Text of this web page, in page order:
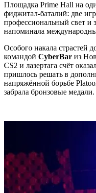
Площадка Prime Hall на
фиджитал-баталий: две
профессиональный свет и
напоминала
Особого накала страстей
командой CyberBar из
CS2 и лазертага счёт
пришлось решать в
напряжённой борьбе
забрала бронзовые медали.